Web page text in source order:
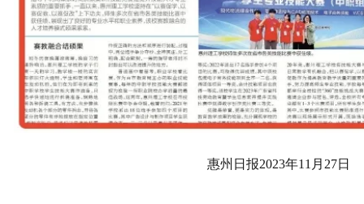
惠州日报2023年11月27日